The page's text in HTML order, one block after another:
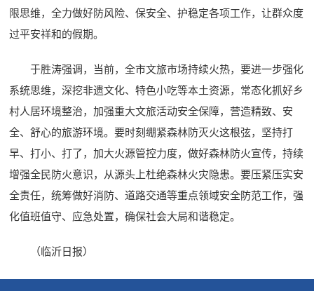
限思维，全力做好防风险、保安全、护稳定各项工作，让群众度
过平安祥和的假期。
于胜涛强调，当前，全市文旅市场持续火热，要进一步强化
系统思维，深挖非遗文化、特色小吃等本土资源，常态化抓好乡
村人居环境整治，加强重大文旅活动安全保障，营造精致、安
全、舒心的旅游环境。要时刻绷紧森林防灭火这根弦，坚持打
早、打小、打了，加大火源管控力度，做好森林防火宣传，持续
增强全民防火意识，从源头上杜绝森林火灾隐患。要压紧压实安
全责任，统筹做好消防、道路交通等重点领域安全防范工作，强
化值班值守、应急处置，确保社会大局和谐稳定。
（临沂日报）